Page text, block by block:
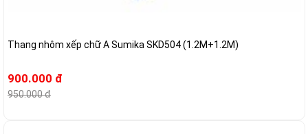
Thang nhôm xếp chữ A Sumika SKD504 (1.2M+1.2M)
900.000 đ
950.000 đ